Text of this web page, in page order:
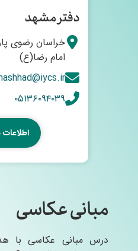
مبانی عکاسی
درس مبانی عکاسی با
دفتر مشهد
خراسان رضوی
امام رضا(ع)
۰۵۱۳۶۰۹۴۰۳۹
اطلاعات